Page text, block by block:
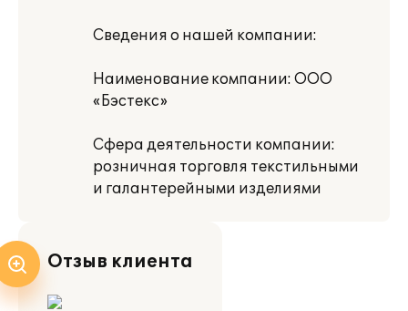
Сведения о нашей компании:
Наименование компании: ООО
«Бэстекс»
Сфера деятельности компании:
розничная торговля текстильными
и галантерейными изделиями
Отзыв клиента